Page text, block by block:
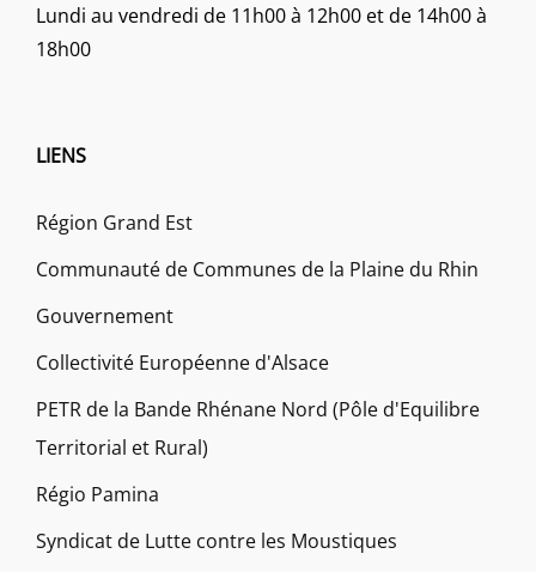
Lundi au vendredi de 11h00 à 12h00 et de 14h00 à
18h00
LIENS
Région Grand Est
Communauté de Communes de la Plaine du Rhin
Gouvernement
Collectivité Européenne d'Alsace
PETR de la Bande Rhénane Nord (Pôle d'Equilibre
Territorial et Rural)
Régio Pamina
Syndicat de Lutte contre les Moustiques